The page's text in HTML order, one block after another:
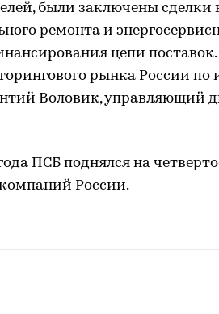
были заключены сделки
ремонта и
цепи
рынка России по
Воловик, управляющий
ПСБ поднялся на
России.